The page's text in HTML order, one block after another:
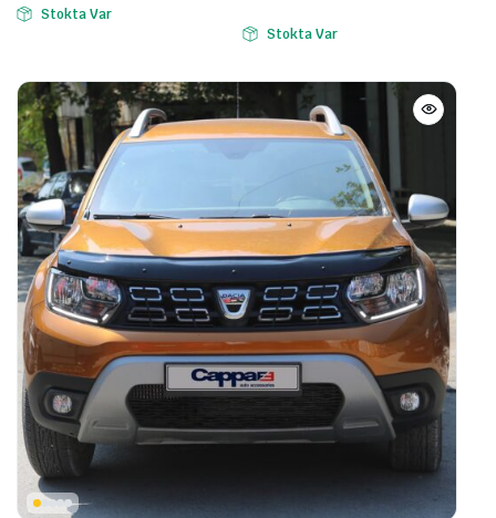
Stokta Var
Stokta Var